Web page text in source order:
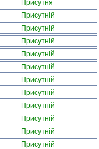
Присутня
Присутній
Присутній
Присутній
Присутній
Присутній
Присутній
Присутній
Присутній
Присутній
Присутній
Присутній